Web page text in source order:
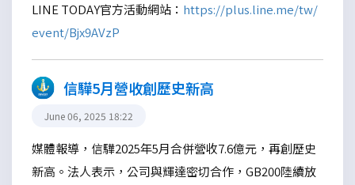
LINE TODAY官方活動網站： https://plus.line.me/tw/
event/Bjx9AVzP
信驊5月營收創歷史新高
June 06, 2025 18:22
媒體報導，信驊2025年5月合併營收7.6億元，再創歷史
新高。法人表示，公司與輝達密切合作，GB200陸續放